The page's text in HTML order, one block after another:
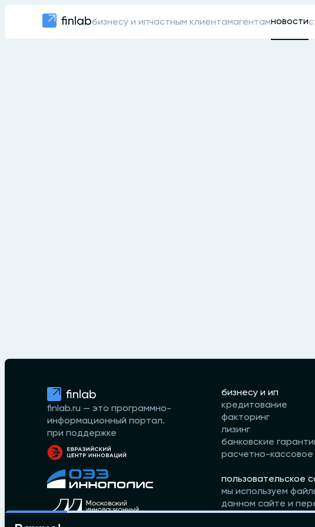
бизнесу и ипчастным клиентамагентамновости
finlab.ru — это программно-
информационный портал.
при поддержке
бизнесу и ип
кредитование
факторинг
лизинг
банковские
расчетно-
пользовательское
мы используем
данном сайте и
принимаете